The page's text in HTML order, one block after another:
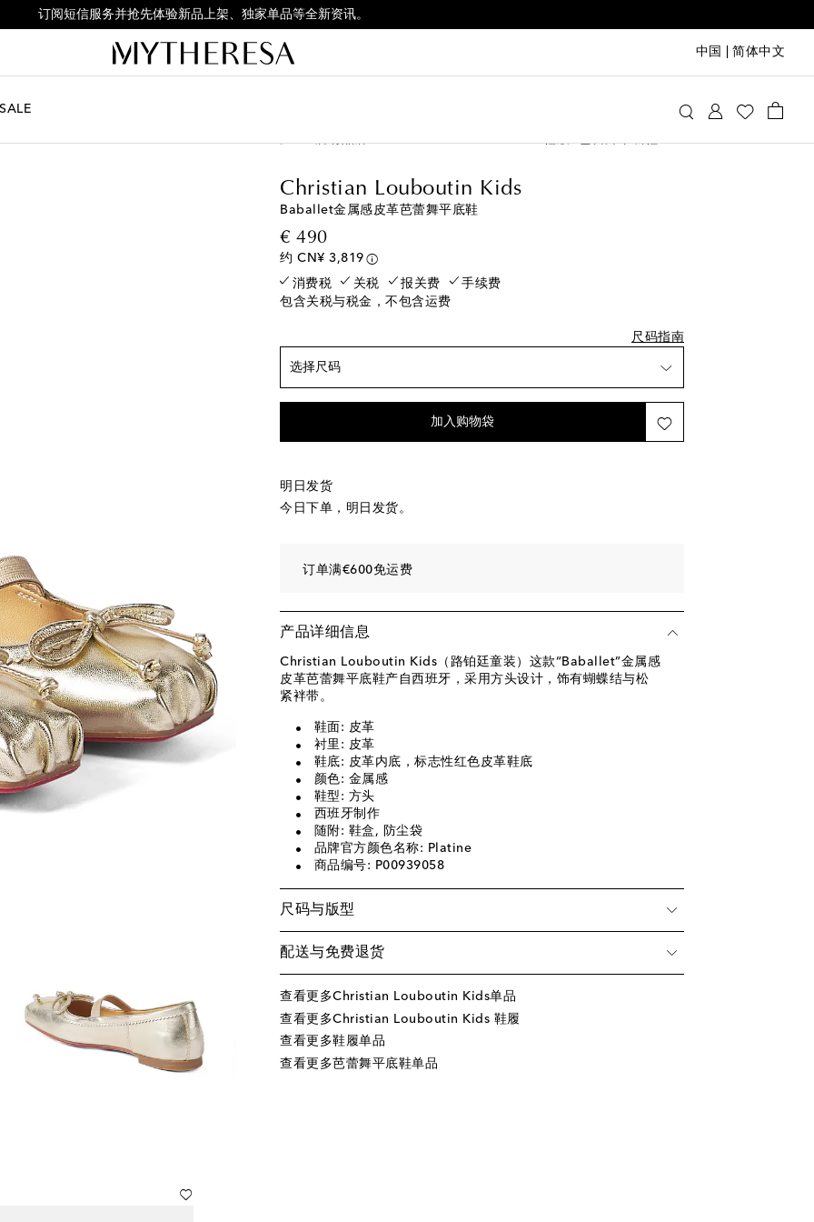
订阅短信服务并抢先体验新品上架、独家单品等全新资讯。
中国 简体中文
SALE
Christian Louboutin Kids
Baballet金属感皮革芭蕾舞平底鞋
€ 490original price
约 CN¥ 3,819
消费税
关税 报关费
手续费
包含关税与税金，不包含运费
尺码指南
选择尺码
欧洲尺码
EU 27 / CN 27 最后一件
EU 28 / CN 28
EU 29 / CN 29
EU 30 / CN 30 最后一件
EU 31 / CN 31 最后一件
EU 33 / CN 33
EU 34 / CN 34 即将售罄
添加至心愿单
加入购物袋
明日发货
今日下单，明日发货。
订单满€600免运费
产品详细信息
Christian Louboutin Kids（路铂廷童装）这款“Baballet”金属感
皮革芭蕾舞平底鞋产自西班牙，采用方头设计，饰有蝴蝶结与松
紧袢带。
鞋面: 皮革
衬里: 皮革
鞋底: 皮革内底，标志性红色皮革鞋底
颜色: 金属感
鞋型: 方头
西班牙制作
随附: 鞋盒, 防尘袋
品牌官方颜色名称: Platine
商品编号: P00939058
尺码与版型
配送与免费退货
查看更多Christian Louboutin Kids单品
查看更多Christian Louboutin Kids 鞋履
查看更多鞋履单品
查看更多芭蕾舞平底鞋单品